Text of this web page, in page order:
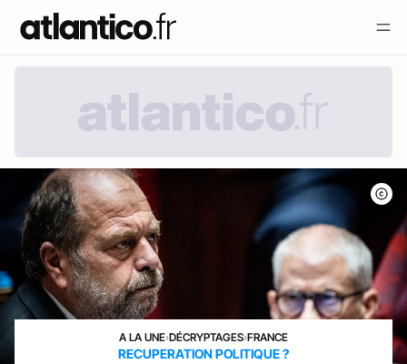
A LA UNE›DÉCRYPTAGES›FRANCE
RECUPERATION POLITIQUE ?